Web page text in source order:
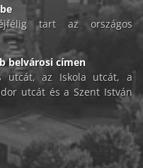
tart az országos
belvárosi címen
utcát, az Iskola utcát, a
utcát és a Szent István